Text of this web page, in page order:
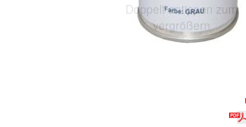
Doppelt antippen zum
vergrößern